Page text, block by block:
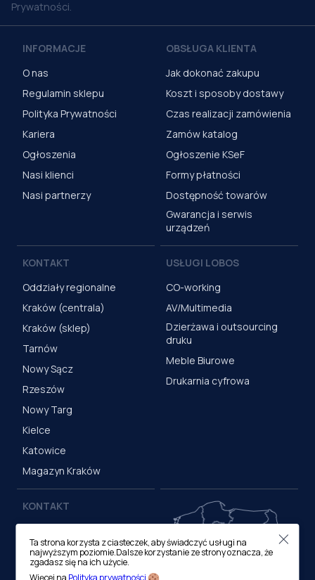
Prywatności.
INFORMACJE
O nas
Regulamin sklepu
Polityka Prywatności
Kariera
Ogłoszenia
Nasi klienci
Nasi partnerzy
OBSŁUGA KLIENTA
Jak dokonać zakupu
Koszt i sposoby dostawy
Czas realizacji zamówienia
Zamów katalog
Ogłoszenie KSeF
Formy płatności
Dostępność towarów
Gwarancja i serwis
urządzeń
KONTAKT
Oddziały regionalne
Kraków (centrala)
Kraków (sklep)
Tarnów
Nowy Sącz
Rzeszów
Nowy Targ
Kielce
Katowice
Magazyn Kraków
USŁUGI LOBOS
CO-working
AV/Multimedia
Dzierżawa i outsourcing
druku
Meble Biurowe
Drukarnia cyfrowa
KONTAKT
ul. M. Medweckiego 17, 31-
870 Kraków
Ta strona korzysta z ciasteczek, aby świadczyć usługi na
najwyższym poziomie.Dalsze korzystanie ze strony oznacza, że
zgadasz się na ich użycie.